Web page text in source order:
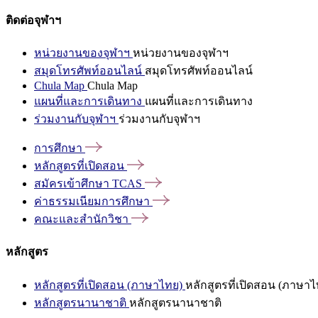
ติดต่อจุฬาฯ
หน่วยงานของจุฬาฯ หน่วยงานของจุฬาฯ
สมุดโทรศัพท์ออนไลน์ สมุดโทรศัพท์ออนไลน์
Chula Map Chula Map
แผนที่และการเดินทาง แผนที่และการเดินทาง
ร่วมงานกับจุฬาฯ ร่วมงานกับจุฬาฯ
การศึกษา
หลักสูตรที่เปิดสอน
สมัครเข้าศึกษา TCAS
ค่าธรรมเนียมการศึกษา
คณะและสำนักวิชา
หลักสูตร
หลักสูตรที่เปิดสอน (ภาษาไทย) หลักสูตรที่เปิดสอน (ภาษาไ
หลักสูตรนานาชาติ หลักสูตรนานาชาติ